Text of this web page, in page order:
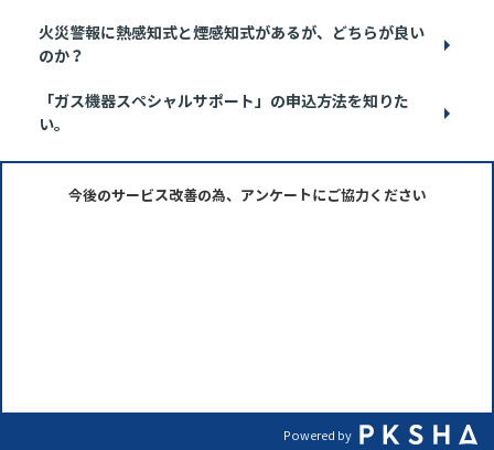
火災警報に熱感知式と煙感知式があるが、どちらが良い
のか？
「ガス機器スペシャルサポート」の申込方法を知りた
い。
今後のサービス改善の為、アンケートにご協力ください
Powered by